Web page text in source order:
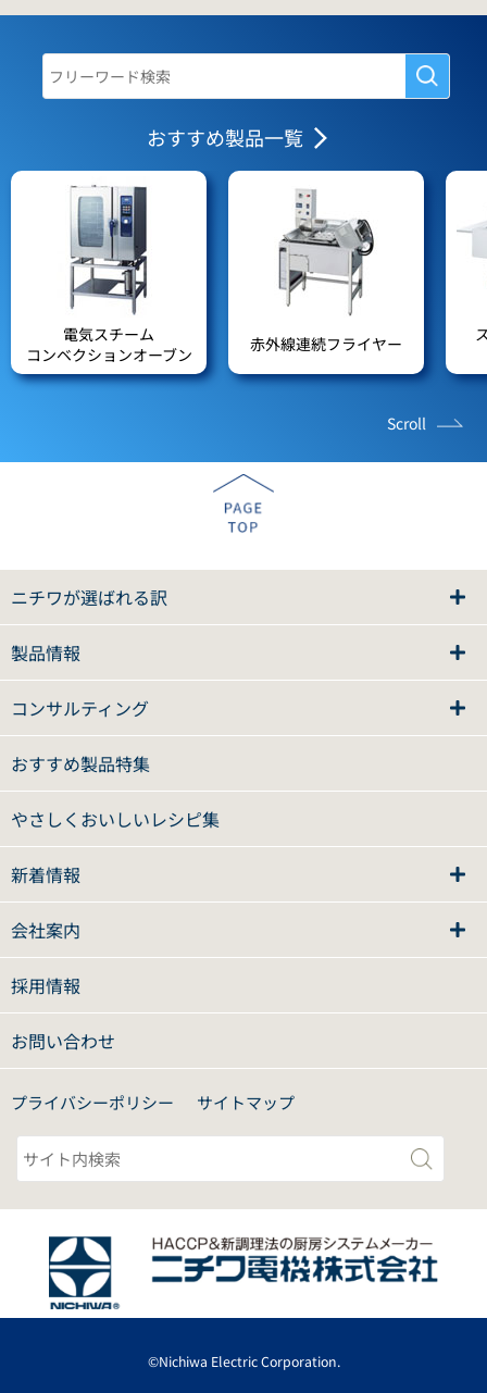
おすすめ製品一覧
電気スチーム
コンベクションオーブン
赤外線連続フライヤー
Scroll
ニチワが選ばれる訳
製品情報
コンサルティング
おすすめ製品特集
やさしくおいしいレシピ集
新着情報
会社案内
採用情報
お問い合わせ
プライバシーポリシー サイトマップ
©Nichiwa Electric Corporation.